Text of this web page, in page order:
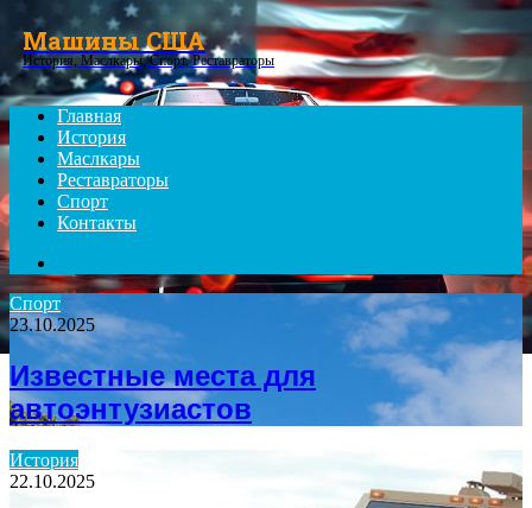
Menu
Машины США
История, Маслкары, Спорт, Реставраторы
Главная
История
Маслкары
Реставраторы
Спорт
Контакты
for
Спорт
23.10.2025
Известные места для
автоэнтузиастов
История
22.10.2025